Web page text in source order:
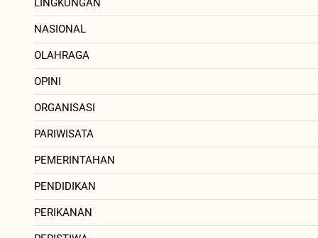
LINGKUNGAN
NASIONAL
OLAHRAGA
OPINI
ORGANISASI
PARIWISATA
PEMERINTAHAN
PENDIDIKAN
PERIKANAN